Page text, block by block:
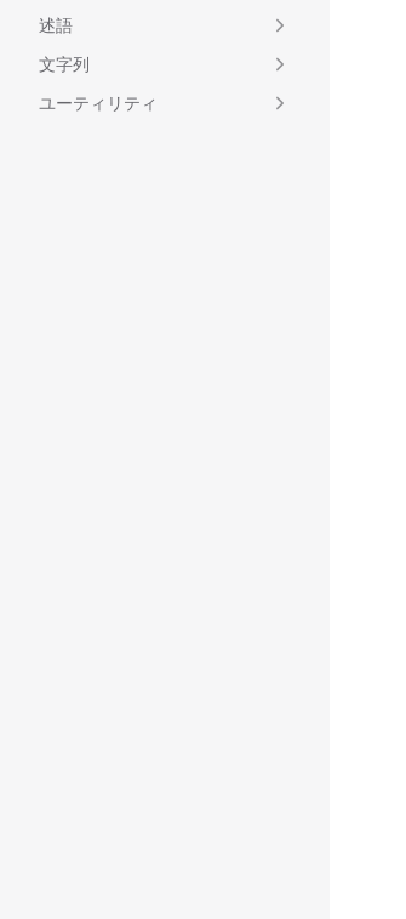
述語
文字列
ユーティリティ